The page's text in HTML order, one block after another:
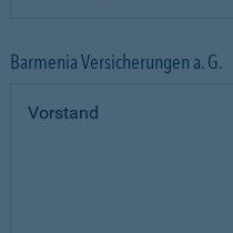
Barmenia Versicherungen a. G.
Vorstand